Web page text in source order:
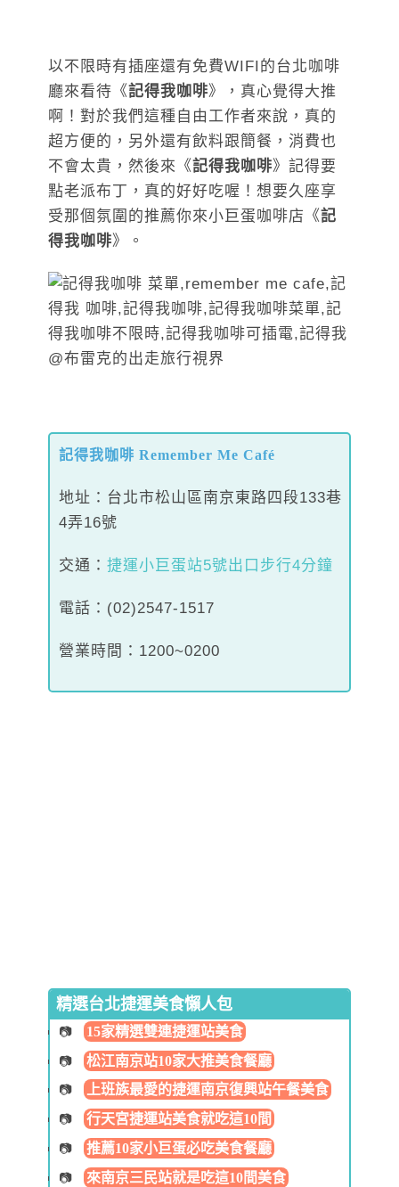
以不限時有插座還有免費WIFI的台北咖啡
廳來看待《記得我咖啡》，真心覺得大推
啊！對於我們這種自由工作者來說，真的
超方便的，另外還有飲料跟簡餐，消費也
不會太貴，然後來《記得我咖啡》記得要
點老派布丁，真的好好吃喔！想要久座享
受那個氛圍的推薦你來小巨蛋咖啡店《記
得我咖啡》。
記得我咖啡 Remember Me Café
地址：台北市松山區南京東路四段133巷
4弄16號
交通： 捷運小巨蛋站5號出口步行4分鐘
電話：(02)2547-1517
營業時間：1200~0200
精選台北捷運美食懶人包
15家精選雙連捷運站美食
松江南京站10家大推美食餐廳
上班族最愛的捷運南京復興站午餐美食
行天宮捷運站美食就吃這10間
推薦10家小巨蛋必吃美食餐廳
來南京三民站就是吃這10間美食